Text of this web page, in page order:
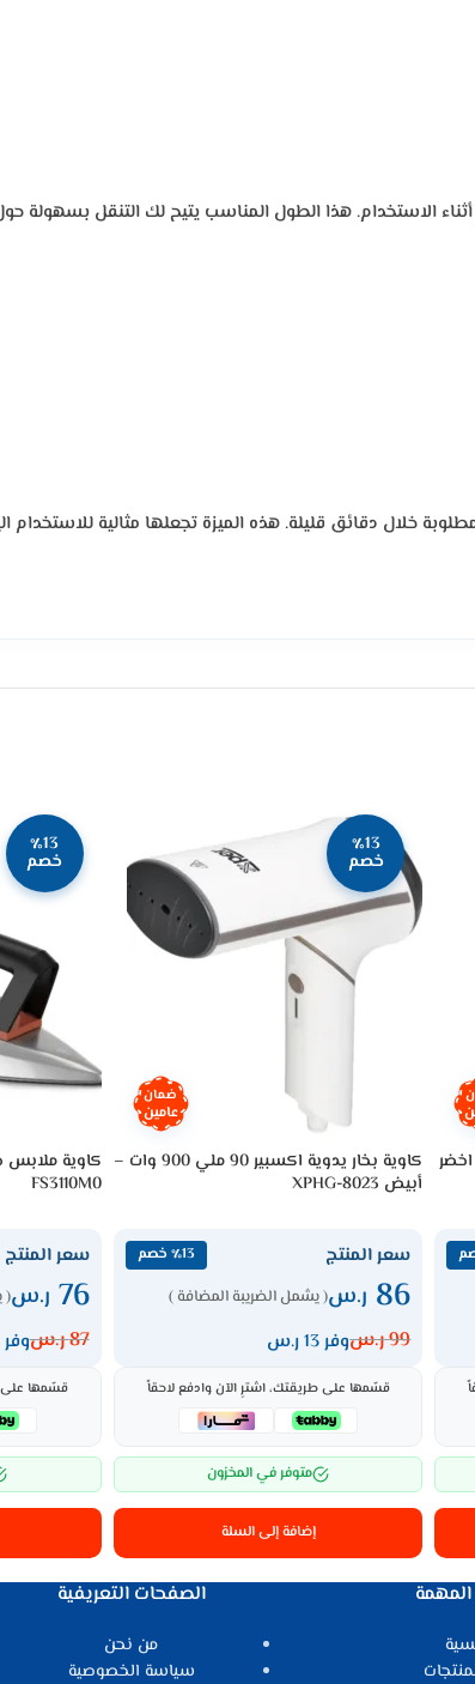
بطول 1.9 متر، ما يوفر حرية حركة أكبر أثناء الاستخدام. هذا الطول المناسب
خلال دقائق قليلة. هذه الميزة تجعلها مثالية
300 مل – اخضر
٪13
خصم
ضمان
عامين
كاوية بخار يدوية اكسبير 90 ملي 900 وات –
أبيض XPHG-8023
سعر المنتج ٪13 خصم
86 ر.س( يشمل الضريبة المضافة )
99ر.سوفر 13 ر.س
قسّمها على طريقتك، اشترِ الآن وادفع لاحقاً
متوفر في المخزون
إضافة إلى السلة
٪13
خصم
FS3110M0
سعر المنتج
76 ر.س(
87ر.سوفر 11 ر.س
قسّمها على
المهمة الصفحات التعريفية
من نحن
سياسة الخصوصية